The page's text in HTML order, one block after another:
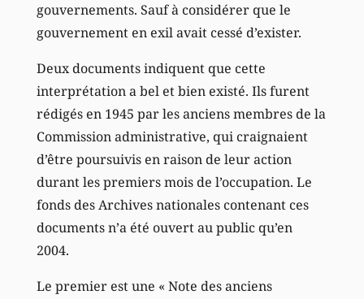
gouvernements. Sauf à considérer que le
gouvernement en exil avait cessé d’exister.
Deux documents indiquent que cette
interprétation a bel et bien existé. Ils furent
rédigés en 1945 par les anciens membres de la
Commission administrative, qui craignaient
d’être poursuivis en raison de leur action
durant les premiers mois de l’occupation. Le
fonds des Archives nationales contenant ces
documents n’a été ouvert au public qu’en
2004.
Le premier est une « Note des anciens